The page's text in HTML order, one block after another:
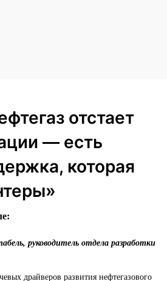
отстает
— есть
которая
руководитель отдела разработки
драйверов развития нефтегазового